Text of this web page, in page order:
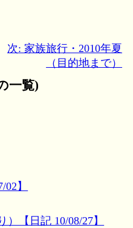
次: 家族旅行・2010年夏
（目的地まで）
一覧)
】
【日記 10/08/27】